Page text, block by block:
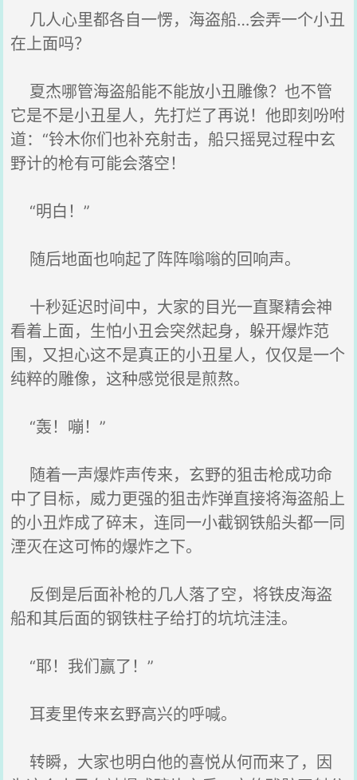
几人心里都各自一愣，海盗船…会弄一个小丑
在上面吗？
夏杰哪管海盗船能不能放小丑雕像？也不管
它是不是小丑星人，先打烂了再说！他即刻吩咐
道：“铃木你们也补充射击，船只摇晃过程中玄
野计的枪有可能会落空！
“明白！”
随后地面也响起了阵阵嗡嗡的回响声。
十秒延迟时间中，大家的目光一直聚精会神
看着上面，生怕小丑会突然起身，躲开爆炸范
围，又担心这不是真正的小丑星人，仅仅是一个
纯粹的雕像，这种感觉很是煎熬。
“轰！嘣！”
随着一声爆炸声传来，玄野的狙击枪成功命
中了目标，威力更强的狙击炸弹直接将海盗船上
的小丑炸成了碎末，连同一小截钢铁船头都一同
湮灭在这可怖的爆炸之下。
反倒是后面补枪的几人落了空，将铁皮海盗
船和其后面的钢铁柱子给打的坑坑洼洼。
“耶！我们赢了！”
耳麦里传来玄野高兴的呼喊。
转瞬，大家也明白他的喜悦从何而来了，因